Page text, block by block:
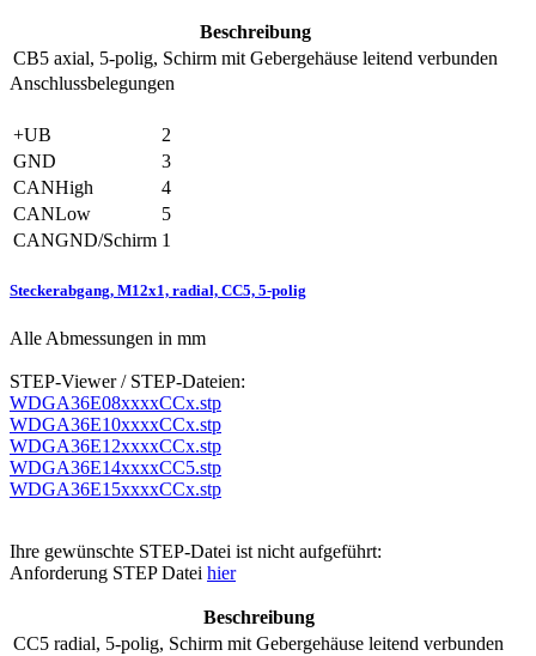
Beschreibung
CB5 axial, 5-polig, Schirm mit Gebergehäuse leitend verbunden
Anschlussbelegungen
+UB
2
GND
3
CANHigh
4
CANLow
5
CANGND/Schirm 1
Steckerabgang, M12x1, radial, CC5, 5-polig
Alle Abmessungen in mm
STEP-Viewer / STEP-Dateien:
WDGA36E08xxxxCCx.stp
WDGA36E10xxxxCCx.stp
WDGA36E12xxxxCCx.stp
WDGA36E14xxxxCC5.stp
WDGA36E15xxxxCCx.stp
Ihre gewünschte STEP-Datei ist nicht aufgeführt:
Anforderung STEP Datei hier
Beschreibung
CC5 radial, 5-polig, Schirm mit Gebergehäuse leitend verbunden